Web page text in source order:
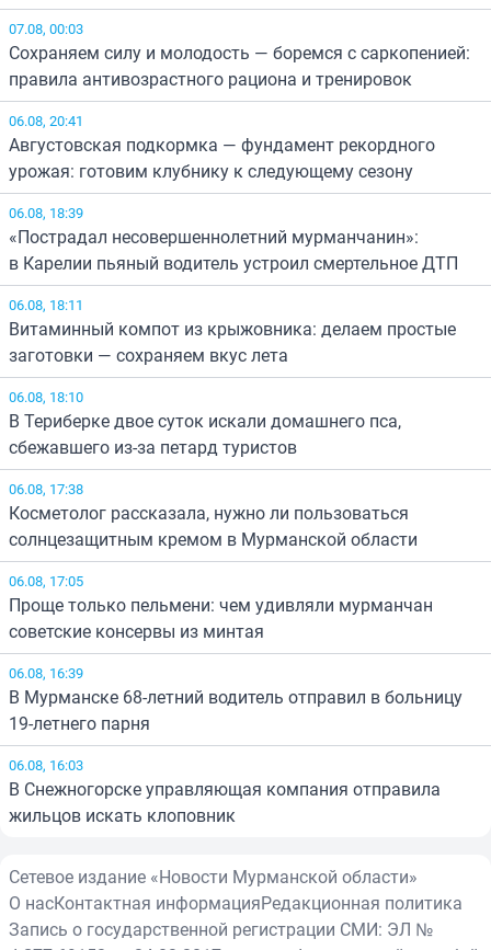
07.08, 00:03
Сохраняем силу и молодость — боремся с саркопенией:
правила антивозрастного рациона и тренировок
06.08, 20:41
Августовская подкормка — фундамент рекордного
урожая: готовим клубнику к следующему сезону
06.08, 18:39
«Пострадал несовершеннолетний мурманчанин»:
в Карелии пьяный водитель устроил смертельное ДТП
06.08, 18:11
Витаминный компот из крыжовника: делаем простые
заготовки — сохраняем вкус лета
06.08, 18:10
В Териберке двое суток искали домашнего пса,
сбежавшего из-за петард туристов
06.08, 17:38
Косметолог рассказала, нужно ли пользоваться
солнцезащитным кремом в Мурманской области
06.08, 17:05
Проще только пельмени: чем удивляли мурманчан
советские консервы из минтая
06.08, 16:39
В Мурманске 68-летний водитель отправил в больницу
19-летнего парня
06.08, 16:03
В Снежногорске управляющая компания отправила
жильцов искать клоповник
Сетевое издание «Новости Мурманской области»
О насКонтактная информацияРедакционная политика
Запись о государственной регистрации СМИ: ЭЛ №